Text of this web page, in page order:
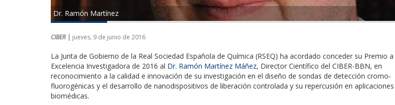
Dr. Ramón Martínez
CIBER | jueves, 9 de junio de 2016
La Junta de Gobierno de la Real Sociedad Española de Química (RSEQ) ha acordado conceder su Premio a
Excelencia Investigadora de 2016 al Dr. Ramón Martínez Máñez, Director Científico del CIBER-BBN, en
reconocimiento a la calidad e innovación de su investigación en el diseño de sondas de detección cromo‐
fluorogénicas y el desarrollo de nanodispositivos de liberación controlada y su repercusión en aplicaciones
biomédicas.